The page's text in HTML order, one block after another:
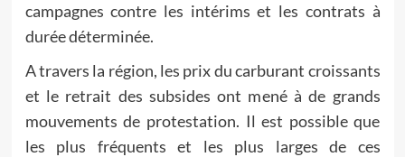
campagnes contre les intérims et les contrats à
durée déterminée.
A travers la région, les prix du carburant croissants
et le retrait des subsides ont mené à de grands
mouvements de protestation. Il est possible que
les plus fréquents et les plus larges de ces